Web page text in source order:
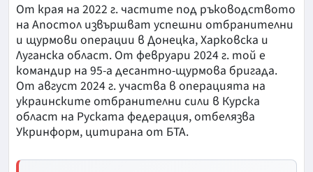
От края на 2022 г. частите под ръководството
на Апостол извършват успешни отбранителни
и щурмови операции в Донецка, Харковска и
Луганска област. От февруари 2024 г. той е
командир на 95-а десантно-щурмова бригада.
От август 2024 г. участва в операцията на
украинските отбранителни сили в Курска
област на Руската федерация, отбелязва
Укринформ, цитирана от БТА.